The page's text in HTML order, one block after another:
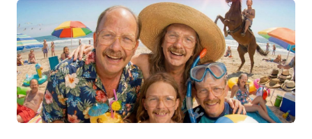
7 Jun 2022
МИКРОНИДЛИНГ:
РЕВОЛЮЦИЯ В
ДЕРМАТОЛОГИИ.